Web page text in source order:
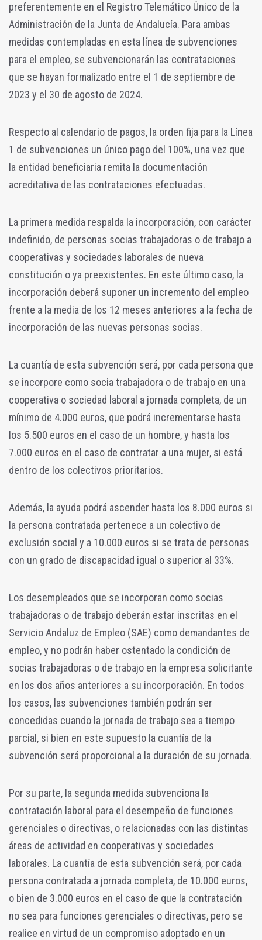
preferentemente en el Registro Telemático Único de la
Administración de la Junta de Andalucía. Para ambas
medidas contempladas en esta línea de subvenciones
para el empleo, se subvencionarán las contrataciones
que se hayan formalizado entre el 1 de septiembre de
2023 y el 30 de agosto de 2024.
Respecto al calendario de pagos, la orden fija para la Línea
1 de subvenciones un único pago del 100%, una vez que
la entidad beneficiaria remita la documentación
acreditativa de las contrataciones efectuadas.
La primera medida respalda la incorporación, con carácter
indefinido, de personas socias trabajadoras o de trabajo a
cooperativas y sociedades laborales de nueva
constitución o ya preexistentes. En este último caso, la
incorporación deberá suponer un incremento del empleo
frente a la media de los 12 meses anteriores a la fecha de
incorporación de las nuevas personas socias.
La cuantía de esta subvención será, por cada persona que
se incorpore como socia trabajadora o de trabajo en una
cooperativa o sociedad laboral a jornada completa, de un
mínimo de 4.000 euros, que podrá incrementarse hasta
los 5.500 euros en el caso de un hombre, y hasta los
7.000 euros en el caso de contratar a una mujer, si está
dentro de los colectivos prioritarios.
Además, la ayuda podrá ascender hasta los 8.000 euros si
la persona contratada pertenece a un colectivo de
exclusión social y a 10.000 euros si se trata de personas
con un grado de discapacidad igual o superior al 33%.
Los desempleados que se incorporan como socias
trabajadoras o de trabajo deberán estar inscritas en el
Servicio Andaluz de Empleo (SAE) como demandantes de
empleo, y no podrán haber ostentado la condición de
socias trabajadoras o de trabajo en la empresa solicitante
en los dos años anteriores a su incorporación. En todos
los casos, las subvenciones también podrán ser
concedidas cuando la jornada de trabajo sea a tiempo
parcial, si bien en este supuesto la cuantía de la
subvención será proporcional a la duración de su jornada.
Por su parte, la segunda medida subvenciona la
contratación laboral para el desempeño de funciones
gerenciales o directivas, o relacionadas con las distintas
áreas de actividad en cooperativas y sociedades
laborales. La cuantía de esta subvención será, por cada
persona contratada a jornada completa, de 10.000 euros,
o bien de 3.000 euros en el caso de que la contratación
no sea para funciones gerenciales o directivas, pero se
realice en virtud de un compromiso adoptado en un